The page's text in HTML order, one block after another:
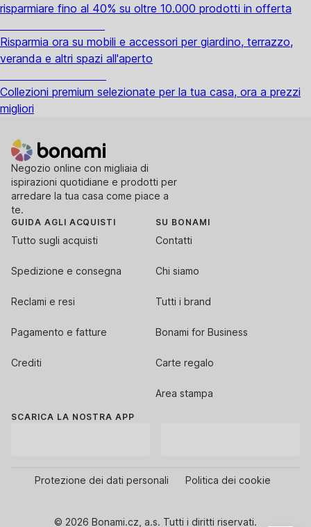
risparmiare fino al 40% su oltre 10.000 prodotti in offerta
Risparmia ora su mobili e accessori per giardino, terrazzo,
veranda e altri spazi all'aperto
Collezioni premium selezionate per la tua casa, ora a prezzi
migliori
Negozio online con migliaia di
ispirazioni quotidiane e prodotti per
arredare la tua casa come piace a
te.
GUIDA AGLI ACQUISTI
Tutto sugli acquisti
Spedizione e consegna
Reclami e resi
Pagamento e fatture
Crediti
SU BONAMI
Contatti
Chi siamo
Tutti i brand
Bonami for Business
Carte regalo
Area stampa
SCARICA LA NOSTRA APP
Protezione dei dati personali Politica dei cookie
© 2026 Bonami.cz, a.s. Tutti i diritti riservati.